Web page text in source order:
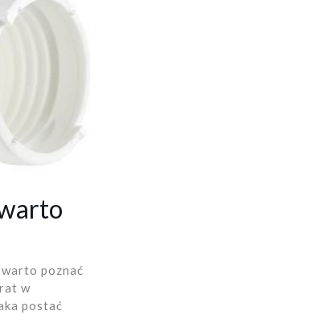
poznać
w
postać